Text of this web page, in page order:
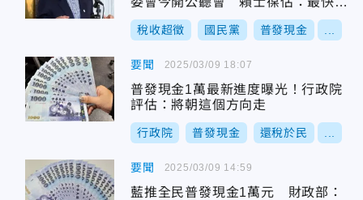
月可領錢
稅收超徵 國民黨 普發現金
要聞
普發現金1萬最新進度曝光！行政院
評估：將朝這個方向走
行政院 普發現金 還稅於民
2025/03/09 18:07
要聞
藍推全民普發現金1萬元 財政部：
2025/03/09 14:59